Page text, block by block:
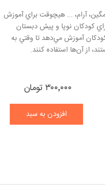
آرام، ... هيچوقت براي آموزش
كودكان نوپا و پيش دبستان
آموزش مي‌دهد تا وقتي به
از آن‌ها استفاده كنند.
۳۰۰٬۰۰۰ تومان
افزودن به سبد